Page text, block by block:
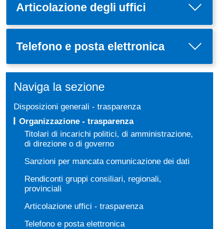
Articolazione degli uffici
Telefono e posta elettronica
Naviga la sezione
Disposizioni generali - trasparenza
Organizzazione - trasparenza
Titolari di incarichi politici, di amministrazione,
di direzione o di governo
Sanzioni per mancata comunicazione dei dati
Rendiconti gruppi consiliari, regionali,
provinciali
Articolazione uffici - trasparenza
Telefono e posta elettronica